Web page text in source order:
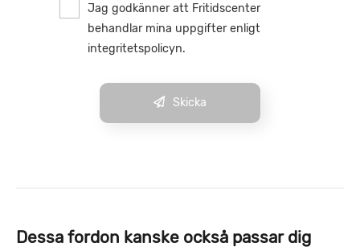
Jag godkänner att Fritidscenter
behandlar mina uppgifter enligt
integritetspolicyn.
Skicka
Dessa fordon kanske också passar dig